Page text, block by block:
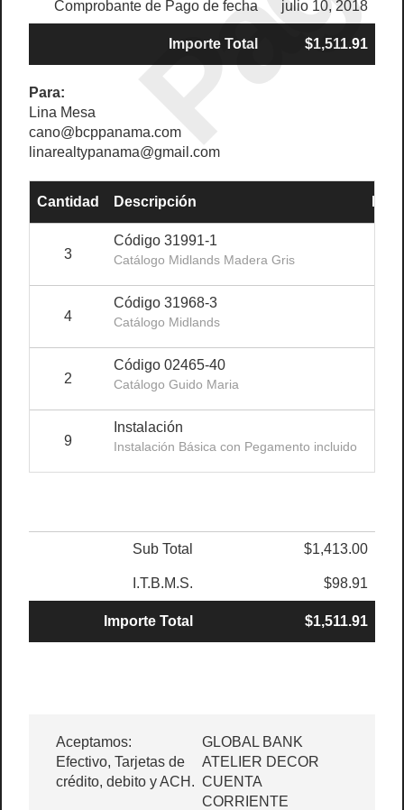
Comprobante de Pago de fecha julio 10, 2018
Importe Total $1,511.91
Para:
Lina Mesa
cano@bcppanama.com
linarealtypanama@gmail.com
Cantidad Descripción
3
Código 31991-1
Catálogo Midlands Madera Gris
4
Código 31968-3
Catálogo Midlands
2
Código 02465-40
Catálogo Guido Maria
9
Instalación
Instalación Básica con Pegamento incluido
Sub Total $1,413.00
I.T.B.M.S. $98.91
Importe Total $1,511.91
Aceptamos:
Efectivo, Tarjetas de
crédito, debito y ACH.
GLOBAL BANK
ATELIER DECOR
CUENTA
CORRIENTE